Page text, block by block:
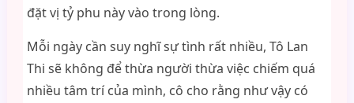
đặt vị tỷ phu này vào trong lòng.
Mỗi ngày cần suy nghĩ sự tình rất nhiều, Tô Lan
Thi sẽ không để thừa người thừa việc chiếm quá
nhiều tâm trí của mình, cô cho rằng như vậy có